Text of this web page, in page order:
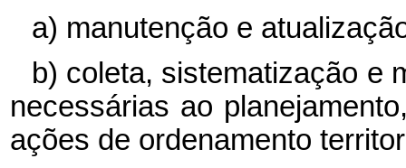
a) manutenção e
b) coleta, sistematização e
necessárias ao
ações de ordenamento